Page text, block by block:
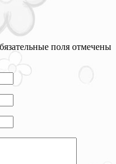
поля отмечены